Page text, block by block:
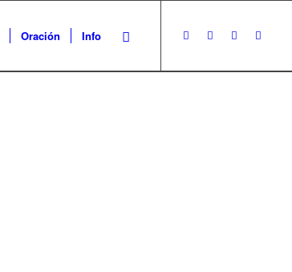
Oración Info